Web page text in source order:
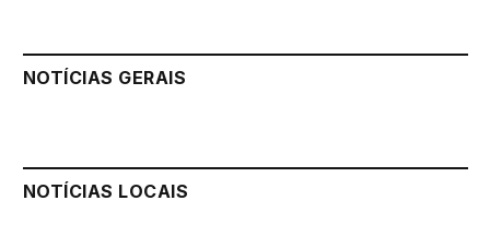
NOTÍCIAS GERAIS
NOTÍCIAS LOCAIS